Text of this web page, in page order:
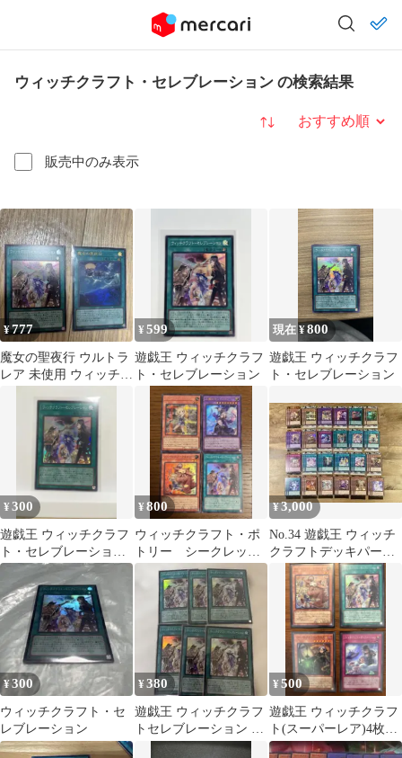
ウィッチクラフト・セレブレーション の検索結果
販売中のみ表示
並び替え
¥777
魔女の聖夜行 ウルトラ
レア 未使用 ウィッチク
ン スーパー
¥599
遊戯王 ウィッチクラフ
ト・セレブレーション
現在 ¥800
遊戯王 ウィッチクラフ
ト・セレブレーション
¥300
遊戯王 ウィッチクラフ
ト・セレブレーション
SR 【300円まとめ買
い】
¥800
ウィッチクラフト・ポ
トリー シークレット
レア
¥3,000
No.34 遊戯王 ウィッチ
クラフトデッキパーツ
22種63枚
¥300
ウィッチクラフト・セ
レブレーション
¥380
遊戯王 ウィッチクラフ
トセレブレーション ス
ーパー6枚
¥500
遊戯王 ウィッチクラフ
ト(スーパーレア)4枚セ
ット